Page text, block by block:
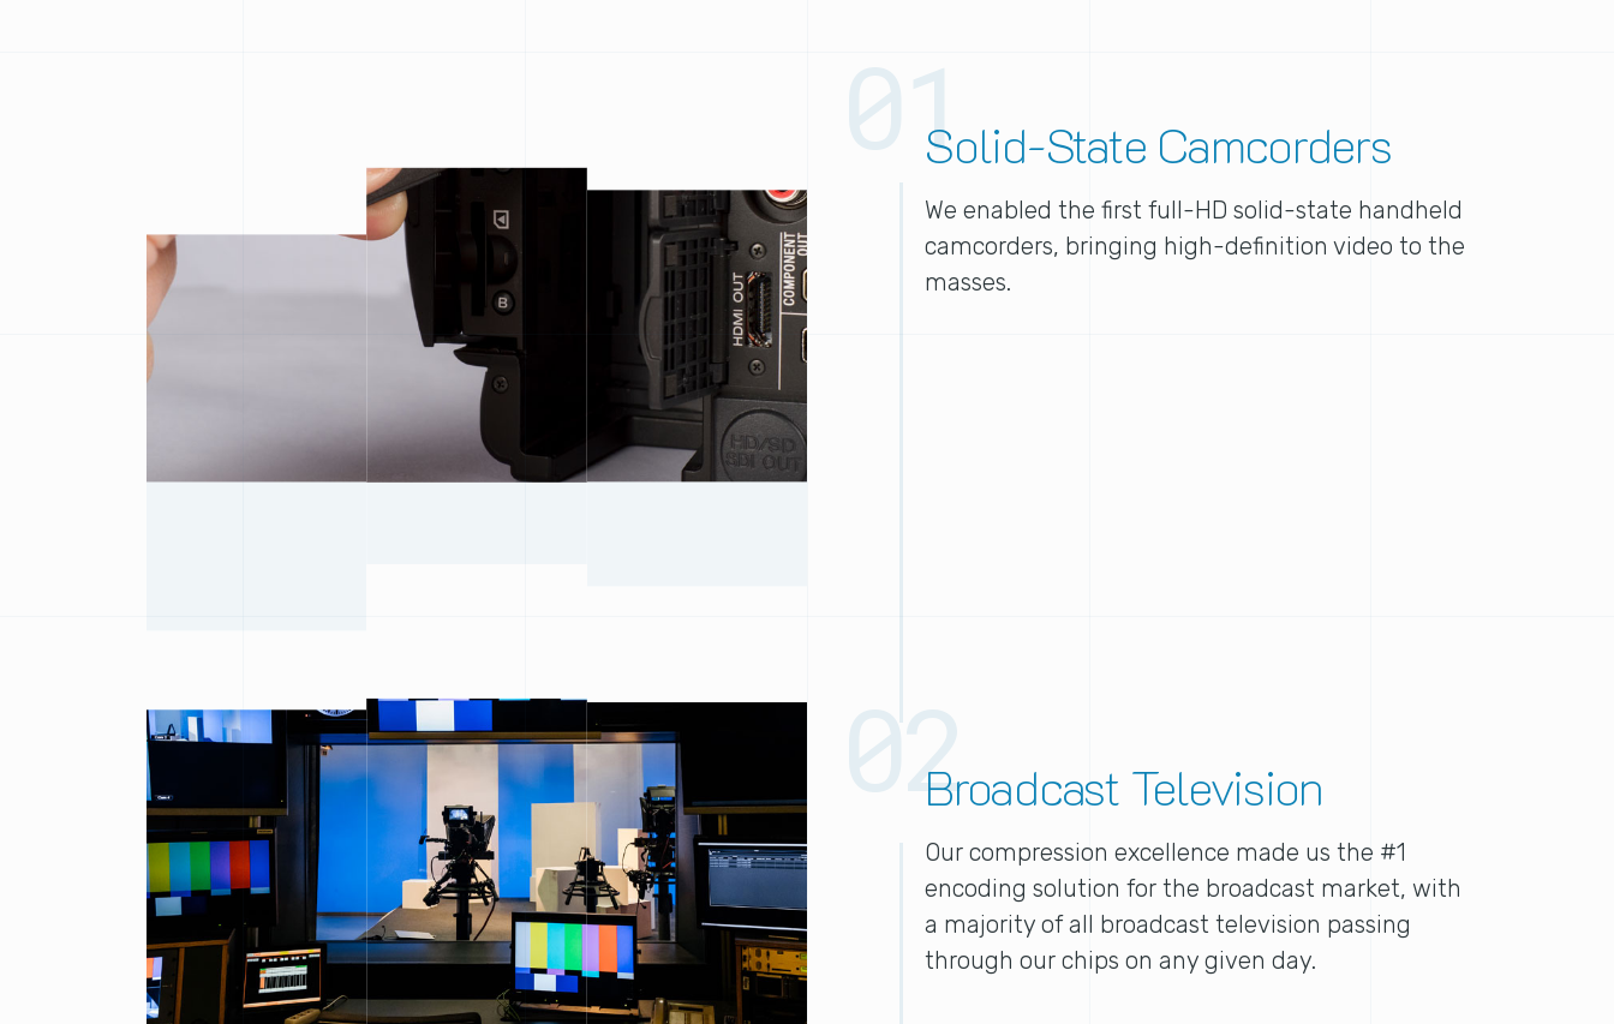
Solid-State Camcorders
We enabled the first full-HD solid-state handheld
camcorders, bringing high-definition video to the
masses.
Broadcast Television
Our compression excellence made us the #1
encoding solution for the broadcast market, with
a majority of all broadcast television passing
through our chips on any given day.